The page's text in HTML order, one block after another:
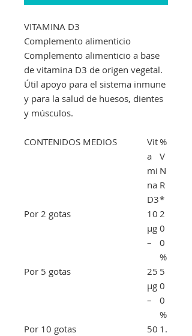
VITAMINA D3
Complemento alimenticio
Complemento alimenticio a base
de vitamina D3 de origen vegetal.
Útil apoyo para el sistema inmune
y para la salud de huesos, dientes
y músculos.
CONTENIDOS MEDIOS
Vit
a
mi
na
D3
%
V
N
R
*
Por 2 gotas
10
μg
–
2
0
0
%
Por 5 gotas
25
μg
–
5
0
0
%
Por 10 gotas
50 1.